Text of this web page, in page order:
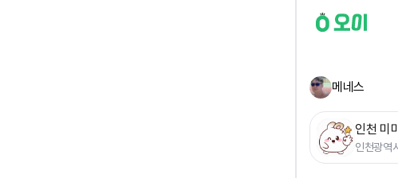
메네스
인천 미
인천광역